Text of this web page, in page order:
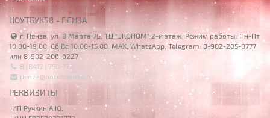
НОУТБУК58 - ПЕНЗА
г. Пенза, ул. 8 Марта 7Б, ТЦ "ЭКОНОМ" 2-й этаж. Режим работы: Пн-Пт
10:00-19:00, Сб,Вс 10:00-15:00. MAX, WhatsApp, Telegram: 8-902-205-0777
или 8-902-206-6227
8 (8412) 750-777
penza@notebook58.ru
РЕКВИЗИТЫ
ИП Ручкин А.Ю.